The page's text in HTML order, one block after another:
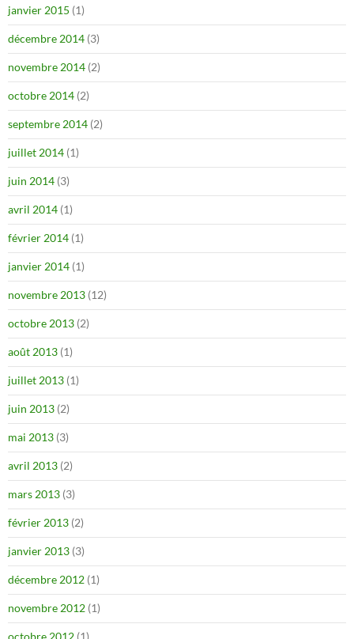
janvier 2015 (1)
décembre 2014 (3)
novembre 2014 (2)
octobre 2014 (2)
septembre 2014 (2)
juillet 2014 (1)
juin 2014 (3)
avril 2014 (1)
février 2014 (1)
janvier 2014 (1)
novembre 2013 (12)
octobre 2013 (2)
août 2013 (1)
juillet 2013 (1)
juin 2013 (2)
mai 2013 (3)
avril 2013 (2)
mars 2013 (3)
février 2013 (2)
janvier 2013 (3)
décembre 2012 (1)
novembre 2012 (1)
octobre 2012 (1)